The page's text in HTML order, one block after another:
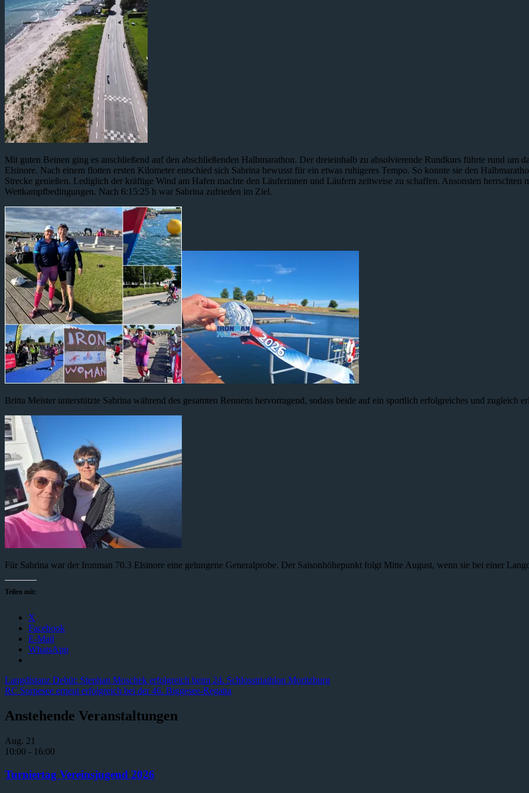
Mit guten Beinen ging es anschließend auf den abschließenden Halbmarathon. Der dreieinhalb zu absolvierende Rundkurs führte rund um
Elsinore. Nach einem flotten ersten Kilometer entschied sich Sabrina bewusst für ein etwas ruhigeres Tempo. So konnte sie den
Strecke genießen. Lediglich der kräftige Wind am Hafen machte den Läuferinnen und Läufern zeitweise zu schaffen. Ansonsten herrschten
Wettkampfbedingungen. Nach 6:15:25 h war Sabrina zufrieden im Ziel.
Britta Meister unterstützte Sabrina während des gesamten Rennens hervorragend, sodass beide auf ein sportlich erfolgreiches und zugleich
Für Sabrina war der Ironman 70.3 Elsinore eine gelungene Generalprobe. Der Saisonhöhepunkt folgt Mitte August, wenn sie bei einer
Teilen mit:
X
Facebook
E-Mail
WhatsApp
Beitragsnavigation
Vorheriger
Beitrag:
Langdistanz Debüt: Stephan Moschek erfolgreich beim 24. Schlosstriathlon Moritzburg
Nächster
RC Sorpesee erneut erfolgreich bei der 46. Biggesee-Regatta
Anstehende Veranstaltungen
Aug. 21
10:00 - 16:00
Turniertag Vereinsjugend 2026